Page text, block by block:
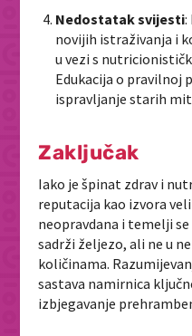
Nedostatak svijesti:
novijih istraživanja i
u vezi s
Edukacija o pravilnoj
ispravljanje starih
Zaključak
Iako je špinat zdrav i
reputacija kao izvora
neopravdana i temelji
sadrži željezo, ali ne u
količinama.
sastava namirnica
izbjegavanje